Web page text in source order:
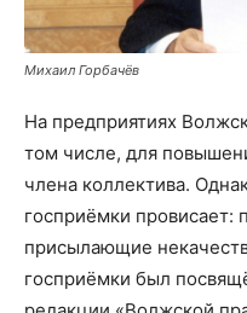
Михаил Горбачёв
На предприятиях
том числе, для
члена коллектива.
госприёмки провисает:
присылающие
госприёмки был